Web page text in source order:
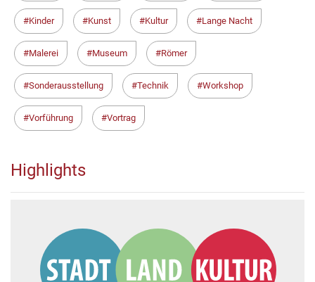
Kinder Kunst Kultur Lange Nacht
Malerei Museum Römer
Sonderausstellung Technik Workshop
Vorführung Vortrag
Highlights